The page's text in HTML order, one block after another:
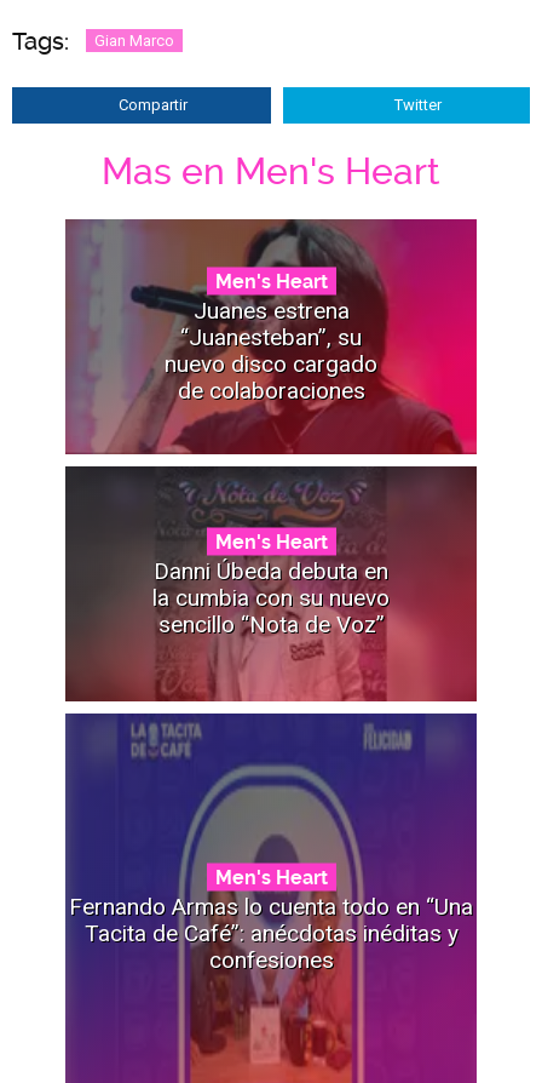
Tags: Gian Marco
Compartir Twitter
Mas en Men's Heart
Men's Heart
Juanes estrena
“Juanesteban”, su
nuevo disco cargado
de colaboraciones
Men's Heart
Danni Úbeda debuta en
la cumbia con su nuevo
sencillo “Nota de Voz”
Men's Heart
Fernando Armas lo cuenta todo en “Una
Tacita de Café”: anécdotas inéditas y
confesiones